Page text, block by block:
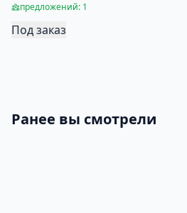
предложений: 1
Под заказ
Ранее вы смотрели